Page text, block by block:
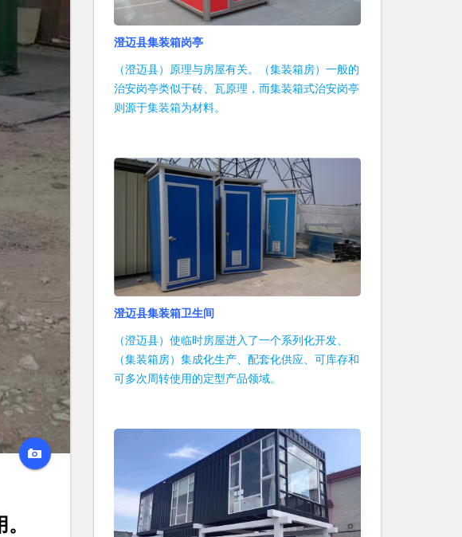
澄迈县集装箱岗亭
（澄迈县）原理与房屋有关。（集装箱房）一般的
治安岗亭类似于砖、瓦原理，而集装箱式治安岗亭
则源于集装箱为材料。
澄迈县集装箱卫生间
（澄迈县）使临时房屋进入了一个系列化开发、
（集装箱房）集成化生产、配套化供应、可库存和
可多次周转使用的定型产品领域。